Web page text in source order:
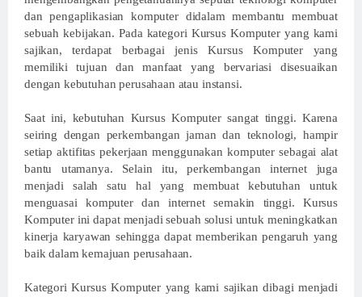
dan pengaplikasian komputer didalam membantu membuat
sebuah kebijakan. Pada kategori Kursus Komputer yang kami
sajikan, terdapat berbagai jenis Kursus Komputer yang
memiliki tujuan dan manfaat yang bervariasi disesuaikan
dengan kebutuhan perusahaan atau instansi.
Saat ini, kebutuhan Kursus Komputer sangat tinggi. Karena
seiring dengan perkembangan jaman dan teknologi, hampir
setiap aktifitas pekerjaan menggunakan komputer sebagai alat
bantu utamanya. Selain itu, perkembangan internet juga
menjadi salah satu hal yang membuat kebutuhan untuk
menguasai komputer dan internet semakin tinggi. Kursus
Komputer ini dapat menjadi sebuah solusi untuk meningkatkan
kinerja karyawan sehingga dapat memberikan pengaruh yang
baik dalam kemajuan perusahaan.
Kategori Kursus Komputer yang kami sajikan dibagi menjadi